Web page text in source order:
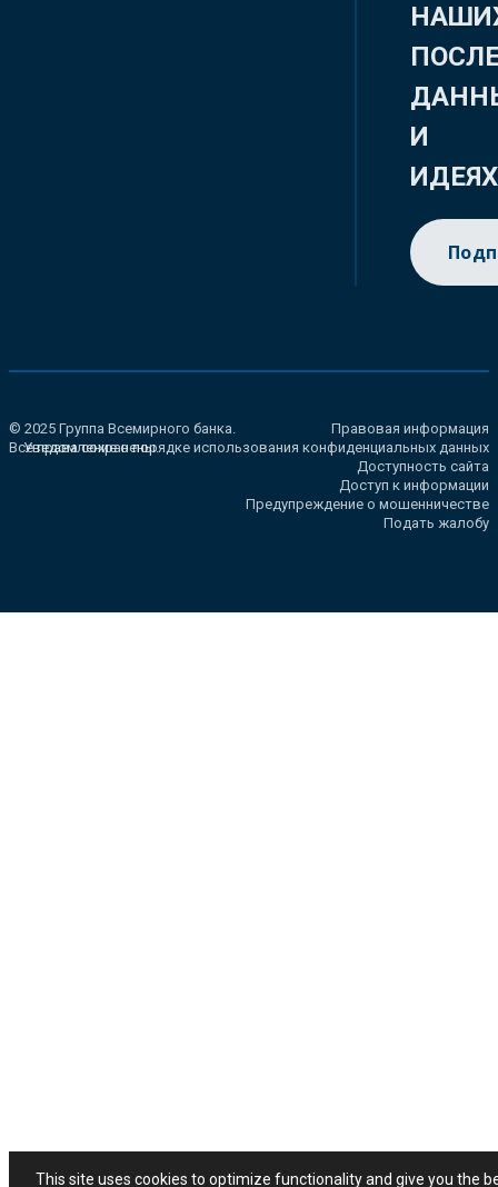
И
ИДЕЯХ
© 2025 Группа Всемирного банка.
Все права сохранены.
Правовая информация
Уведомление о порядке использования конфиденциальных данных
Доступность сайта
Доступ к информации
Предупреждение о мошенничестве
Подать жалобу
This site uses cookies to optimize functionality and give you the